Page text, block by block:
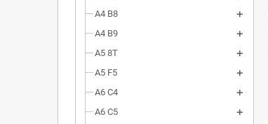
A4 B8
A4 B9
A5 8T
A5 F5
A6 C4
A6 C5